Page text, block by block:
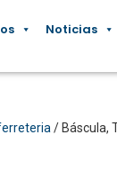
Noticias
/ Báscula,